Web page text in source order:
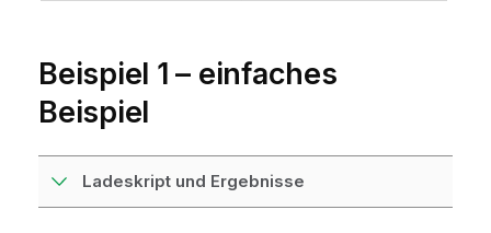
Beispiel 1 – einfaches
Beispiel
Ladeskript und Ergebnisse